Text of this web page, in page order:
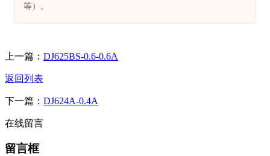
等）。
上一篇： DJ625BS-0.6-0.6A
返回列表
下一篇： DJ624A-0.4A
在线留言
留言框